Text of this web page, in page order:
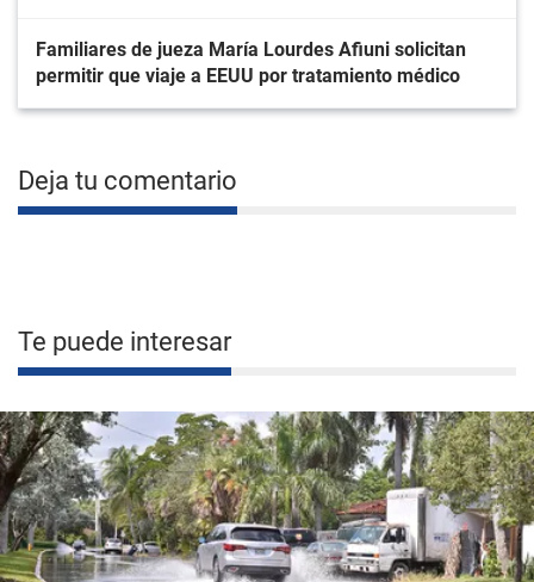
Familiares de jueza María Lourdes Afiuni solicitan
permitir que viaje a EEUU por tratamiento médico
Deja tu comentario
Te puede interesar